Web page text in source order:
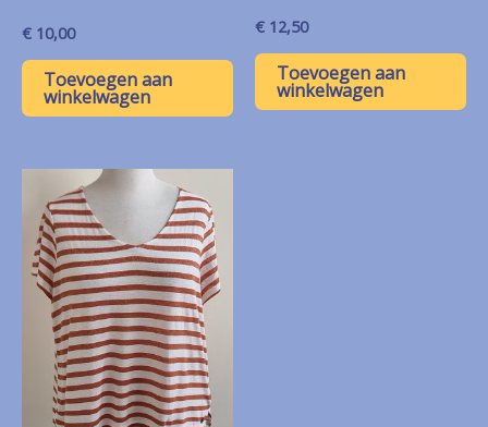
€ 10,00
Toevoegen aan
winkelwagen
€ 12,50
Toevoegen aan
winkelwagen